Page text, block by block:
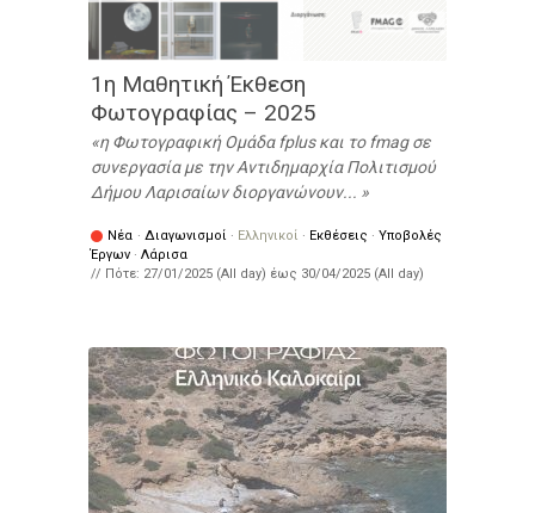
1η Μαθητική Έκθεση
Φωτογραφίας – 2025
η Φωτογραφική Ομάδα fplus και το fmag σε
συνεργασία με την Αντιδημαρχία Πολιτισμού
Δήμου Λαρισαίων διοργανώνουν...
Νέα · Διαγωνισμοί · Ελληνικοί · Εκθέσεις · Υποβολές
Έργων · Λάρισα
// Πότε: 27/01/2025 (All day) έως 30/04/2025 (All day)